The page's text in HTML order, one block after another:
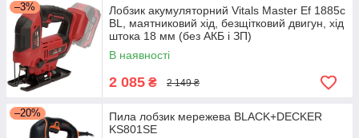
–3%
Лобзик акумуляторний Vitals Master Ef 1885с
BL, маятниковий хід, безщітковий двигун, хід
штока 18 мм (без АКБ і ЗП)
В наявності
2 085 ₴ 2 149 ₴
–20%
Пила лобзик мережева BLACK+DECKER
KS801SE